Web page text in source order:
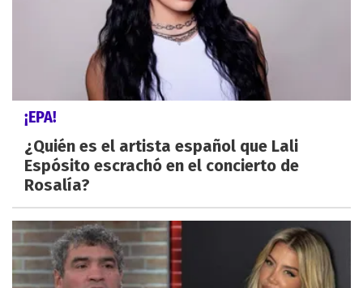
¡EPA!
¿Quién es el artista español que Lali
Espósito escrachó en el concierto de
Rosalía?